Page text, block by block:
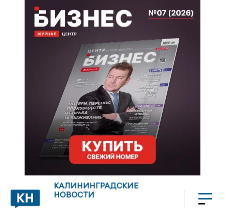
КАЛИНИНГРАДСКИЕ
НОВОСТИ